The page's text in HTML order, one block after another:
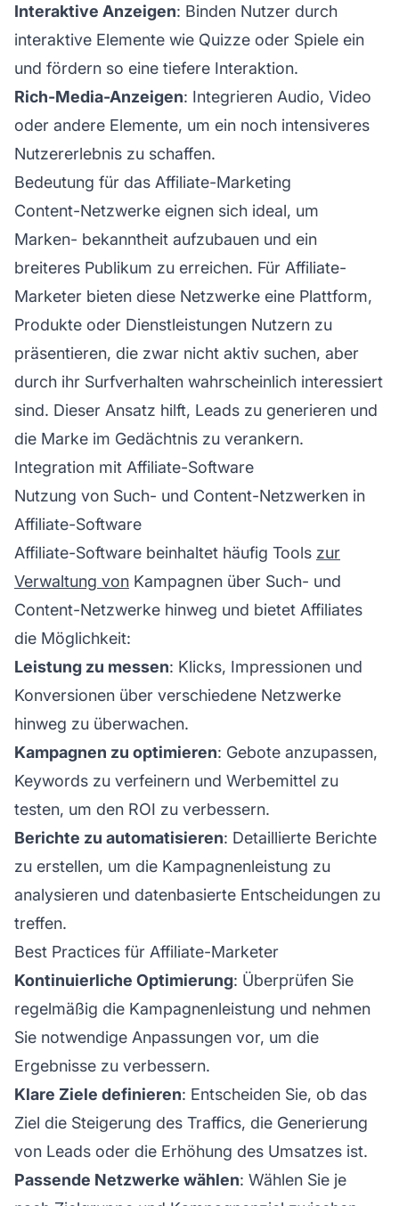
Interaktive Anzeigen: Binden Nutzer durch
interaktive Elemente wie Quizze oder Spiele ein
und fördern so eine tiefere Interaktion.
Rich-Media-Anzeigen: Integrieren Audio, Video
oder andere Elemente, um ein noch intensiveres
Nutzererlebnis zu schaffen.
Bedeutung für das Affiliate-Marketing
Content-Netzwerke eignen sich ideal, um
Marken- bekanntheit aufzubauen und ein
breiteres Publikum zu erreichen. Für Affiliate-
Marketer bieten diese Netzwerke eine Plattform,
Produkte oder Dienstleistungen Nutzern zu
präsentieren, die zwar nicht aktiv suchen, aber
durch ihr Surfverhalten wahrscheinlich interessiert
sind. Dieser Ansatz hilft, Leads zu generieren und
die Marke im Gedächtnis zu verankern.
Integration mit Affiliate-Software
Nutzung von Such- und Content-Netzwerken in
Affiliate-Software
Affiliate-Software beinhaltet häufig Tools zur
Verwaltung von Kampagnen über Such- und
Content-Netzwerke hinweg und bietet Affiliates
die Möglichkeit:
Leistung zu messen: Klicks, Impressionen und
Konversionen über verschiedene Netzwerke
hinweg zu überwachen.
Kampagnen zu optimieren: Gebote anzupassen,
Keywords zu verfeinern und Werbemittel zu
testen, um den ROI zu verbessern.
Berichte zu automatisieren: Detaillierte Berichte
zu erstellen, um die Kampagnenleistung zu
analysieren und datenbasierte Entscheidungen zu
treffen.
Best Practices für Affiliate-Marketer
Kontinuierliche Optimierung: Überprüfen Sie
regelmäßig die Kampagnenleistung und nehmen
Sie notwendige Anpassungen vor, um die
Ergebnisse zu verbessern.
Klare Ziele definieren: Entscheiden Sie, ob das
Ziel die Steigerung des Traffics, die Generierung
von Leads oder die Erhöhung des Umsatzes ist.
Passende Netzwerke wählen: Wählen Sie je